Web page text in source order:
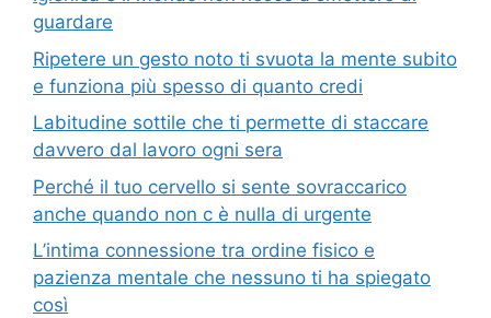
guardare
Ripetere un gesto noto ti svuota la mente subito
e funziona più spesso di quanto credi
Labitudine sottile che ti permette di staccare
davvero dal lavoro ogni sera
Perché il tuo cervello si sente sovraccarico
anche quando non c è nulla di urgente
L’intima connessione tra ordine fisico e
pazienza mentale che nessuno ti ha spiegato
così